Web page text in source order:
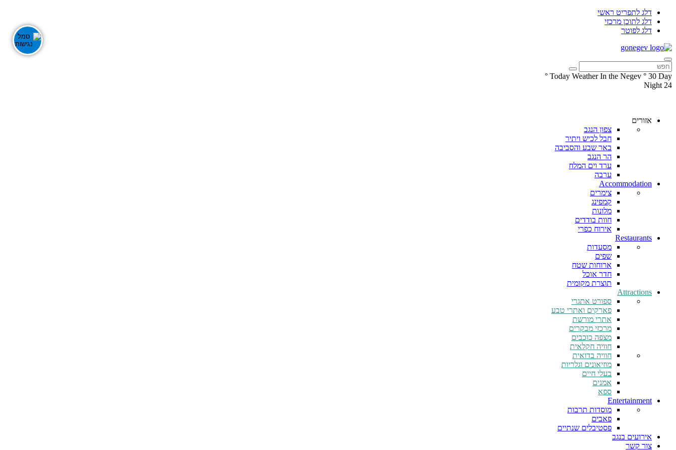
דלג לתפריט ראשי
דלג לתוכן מרכזי
דלג לפוטר
Today Weather In the Negev ° 30 Day
°
24
Night
Facebook
Instagramאזורים
צפון הנגב
חבל לכיש ויתיר
באר שבע והסביבה
הר הנגב
ערד וים המלח
ערבה
Accommodation
צימרים
קמפינג
מלונות
חוות בודדים
אירוח כפרי
Restaurants
מסעדות
שפים
ארוחות שטח
חדר אוכל
תוצרת מקומית
Attractions
ספורט אתגרי
פארקים ואתרי טבע
אתרי מורשת
מרכזי מבקרים
מצפה כוכבים
חוויה חקלאית
חוויה בדואית
מוזיאונים וגלריות
בעלי חיים
אמנים
ספא
Entertainment
מוסדות תרבות
פאבים
פסטיבלים שנתיים
אירועים בנגב
צור קשר